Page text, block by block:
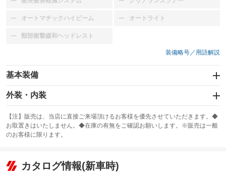
：装備なし ：装備なし
オートマチックハイビーム
：装備なし オートライト
：装備なし
頸部衝撃緩和ヘッドレスト
：装備なし
装備略号／用語解説
基本装備
エアバッグ：運転席/助手席
：装備あり
：装備なし
サンルーフ
：装備なし ABS
リフトアップ
：装備なし
外装・内装
カーナビ
：装備なし
TV
：装備なし
ビジュアル
：装備なし
【注】販売は、当店に直接ご来場頂けるお客様を優先させていただきます。◆
お取置きはいたしません。◆在庫の有無をご確認お願いします。※販売は一般
のお客様に限ります。
カタログ情報(新車時)